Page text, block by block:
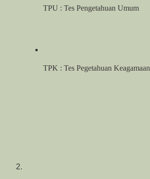
TPU : Tes Pengetahuan Umum
TPK : Tes Pegetahuan Keagamaan